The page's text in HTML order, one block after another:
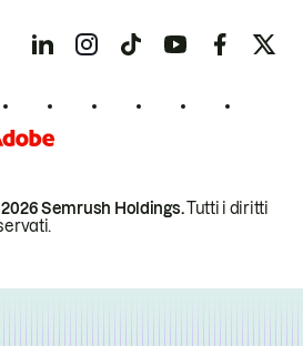
Semrush Holdings.Tutti i diritti